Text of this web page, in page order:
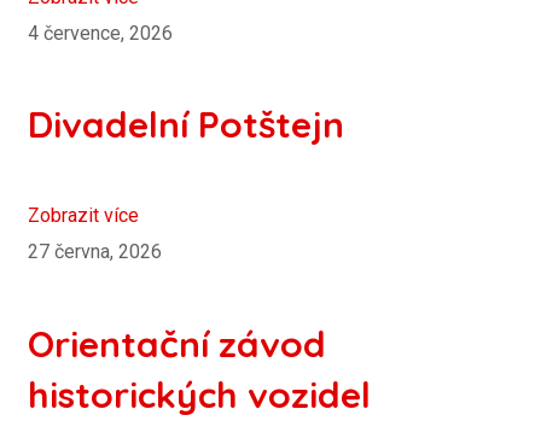
4 července, 2026
Divadelní Potštejn
Zobrazit více
27 června, 2026
Orientační závod
historických vozidel